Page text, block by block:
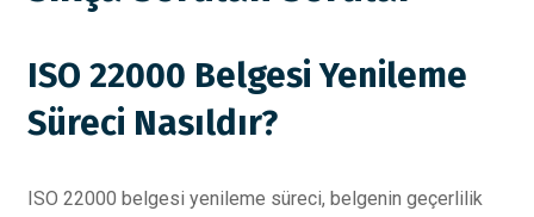
ISO 22000 Belgesi Yenileme
Süreci Nasıldır?
ISO 22000 belgesi yenileme süreci, belgenin geçerlilik